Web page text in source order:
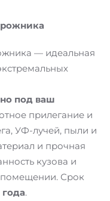
— идеальная
под ваш
прилегание и
УФ-лучей, пыли и
и прочная
кузова и
помещении. Срок
года.